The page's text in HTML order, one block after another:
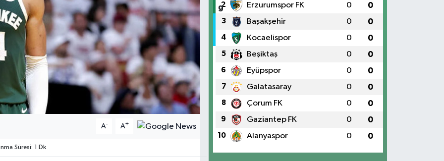
A- A+
Süresi: 1 Dk
2 Erzurumspor FK 0 0
3 Başakşehir 0 0
4 Kocaelispor 0 0
5 Beşiktaş 0 0
6 Eyüpspor 0 0
7 Galatasaray 0 0
8 Çorum FK 0 0
9 Gaziantep FK 0 0
10 Alanyaspor 0 0